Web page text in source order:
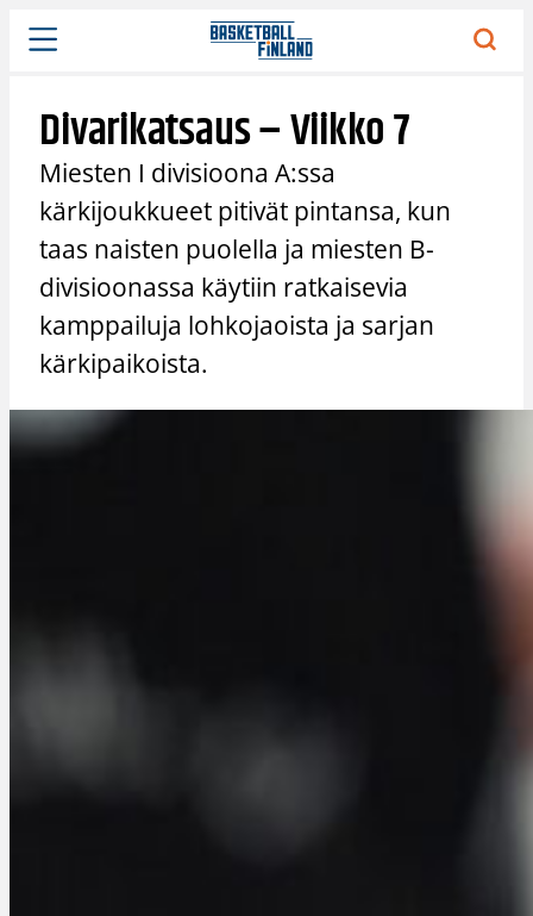
Siirry
sisältöön
Divarikatsaus – Viikko 7
Miesten I divisioona A:ssa
kärkijoukkueet pitivät pintansa, kun
taas naisten puolella ja miesten B-
divisioonassa käytiin ratkaisevia
kamppailuja lohkojaoista ja sarjan
kärkipaikoista.